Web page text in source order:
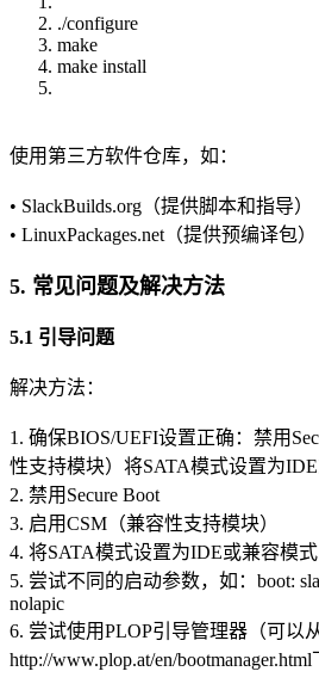
./configure
make
make install
使用第三方软件仓库，如：
• SlackBuilds.org（提供脚本和指导）
• LinuxPackages.net（提供预编译包）
5. 常见问题及解决方法
5.1 引导问题
解决方法：
1. 确保BIOS/UEFI设置正确：禁用
性支持模块）将SATA模式设置为
2. 禁用Secure Boot
3. 启用CSM（兼容性支持模块）
4. 将SATA模式设置为IDE或兼容模式
5. 尝试不同的启动参数，如：boot:
nolapic
6. 尝试使用PLOP引导管理器（可以
http://www.plop.at/en/bootmanager.html